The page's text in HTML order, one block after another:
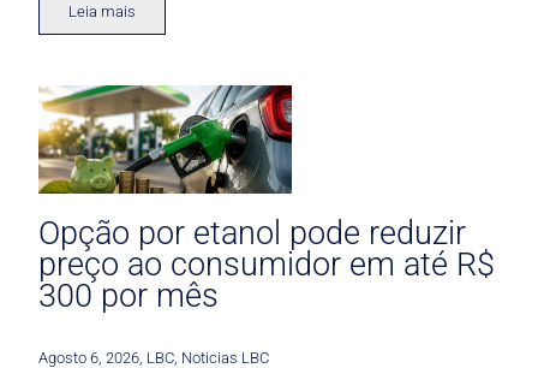
Leia mais
Opção por etanol pode reduzir
preço ao consumidor em até R$
300 por mês
Agosto 6, 2026 LBC Noticias LBC